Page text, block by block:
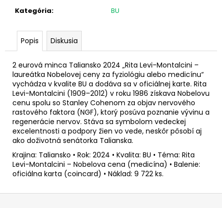
Kategória: BU
Popis Diskusia
2 eurová minca Taliansko 2024 „Rita Levi-Montalcini –
laureátka Nobelovej ceny za fyziológiu alebo medicínu“
vychádza v kvalite BU a dodáva sa v oficiálnej karte. Rita
Levi-Montalcini (1909–2012) v roku 1986 získava Nobelovu
cenu spolu so Stanley Cohenom za objav nervového
rastového faktora (NGF), ktorý posúva poznanie vývinu a
regenerácie nervov. Stáva sa symbolom vedeckej
excelentnosti a podpory žien vo vede, neskôr pôsobí aj
ako doživotná senátorka Talianska.
Krajina: Taliansko • Rok: 2024 • Kvalita: BU • Téma: Rita
Levi-Montalcini – Nobelova cena (medicína) • Balenie:
oficiálna karta (coincard) • Náklad: 9 722 ks.
ú
e
2
EURO
FRANCÚZSKO
2021
-
OLYMPIJSKÉ
HRY
(PRVÁ
(BU
KARTA)
€12
Z